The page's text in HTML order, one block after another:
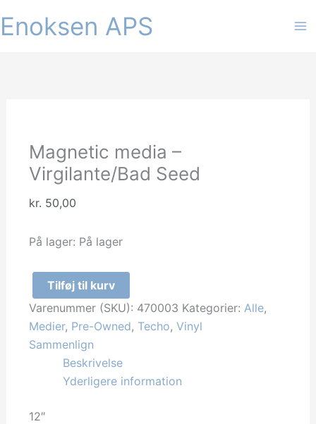
til
Enoksen APS
Magnetic media –
Virgilante/Bad Seed
kr. 50,00
På lager: På lager
Magnetic
media
-
Virgilante/Bad
Tilføj til kurv
Varenummer (SKU): 470003 Kategorier: Alle,
Medier, Pre-Owned, Techo, Vinyl
Sammenlign
Beskrivelse
Yderligere information
12″